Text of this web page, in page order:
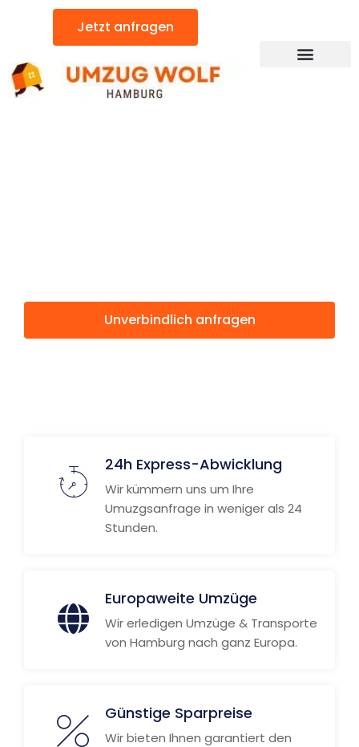
Jetzt anfragen
Unverbindlich anfragen
24h Express-Abwicklung
Wir kümmern uns um Ihre
Umuzgsanfrage in weniger als 24
Stunden.
Europaweite Umzüge
Wir erledigen Umzüge & Transporte
von Hamburg nach ganz Europa.
Günstige Sparpreise
Wir bieten Ihnen garantiert den